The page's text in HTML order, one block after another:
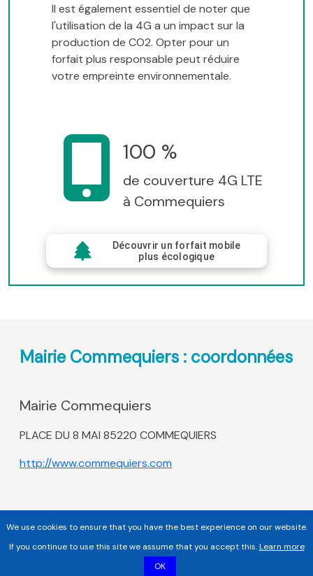
Il est également essentiel de noter que
l'utilisation de la 4G a un impact sur la
production de CO2. Opter pour un
forfait plus responsable peut réduire
votre empreinte environnementale.
100 %
de couverture 4G LTE
à Commequiers
Découvrir un forfait mobile
plus écologique
Mairie Commequiers : coordonnées
Mairie Commequiers
PLACE DU 8 MAI 85220 COMMEQUIERS
http://www.commequiers.com
We use cookies to ensure that you have the best experience on our website.
If you continue to use this site we assume that you accept this.Learn more
OK